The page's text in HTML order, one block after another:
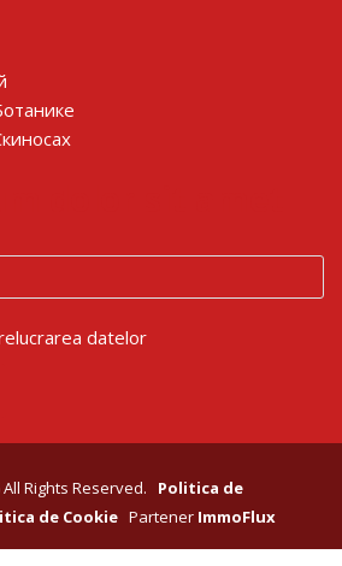
datelor
Rights Reserved. Politica de
de Cookie Partener ImmoFlux